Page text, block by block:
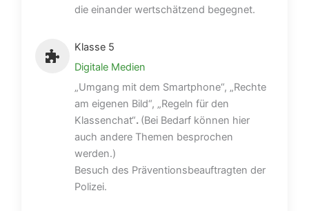
die einander wertschätzend begegnet.
Klasse 5
Digitale Medien
„Umgang mit dem Smartphone“, „Rechte
am eigenen Bild“, „Regeln für den
Klassenchat“. (Bei Bedarf können hier
auch andere Themen besprochen
werden.)
Besuch des Präventionsbeauftragten der
Polizei.